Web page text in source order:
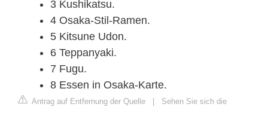
3 Kushikatsu.
4 Osaka-Stil-Ramen.
5 Kitsune Udon.
6 Teppanyaki.
7 Fugu.
8 Essen in Osaka-Karte.
Antrag auf Entfernung der Quelle | Sehen Sie sich die